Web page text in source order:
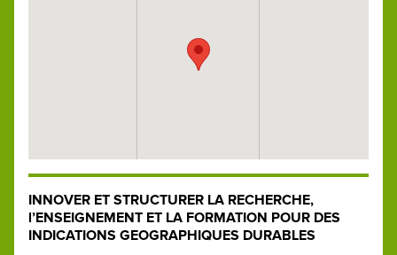
INNOVER ET STRUCTURER LA RECHERCHE,
l’ENSEIGNEMENT ET LA FORMATION POUR DES
INDICATIONS GEOGRAPHIQUES DURABLES